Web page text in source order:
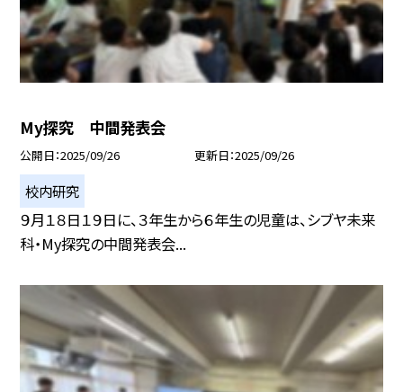
My探究 中間発表会
公開日 2025/09/26 更新日 2025/09/26
校内研究
９月１８日１９日に、３年生から６年生の児童は、シブヤ未来
科・My探究の中間発表会...